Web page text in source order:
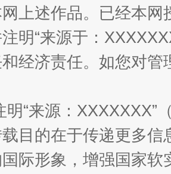
园优化重塑工作
上述作品。已经本
明“来源于：
经济责任。如您对
明“来源：
目的在于传递更多
际形象，增强国家